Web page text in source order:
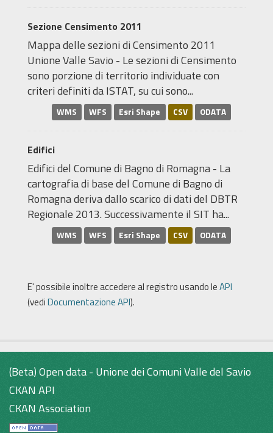
Sezione Censimento 2011
Mappa delle sezioni di Censimento 2011
Unione Valle Savio - Le sezioni di Censimento
sono porzione di territorio individuate con
criteri definiti da ISTAT, su cui sono...
WMS WFS Esri Shape CSV ODATA
Edifici
Edifici del Comune di Bagno di Romagna - La
cartografia di base del Comune di Bagno di
Romagna deriva dallo scarico di dati del DBTR
Regionale 2013. Successivamente il SIT ha...
WMS WFS Esri Shape CSV ODATA
E' possibile inoltre accedere al registro usando leAPI
(vediDocumentazione API).
(Beta) Open data - Unione dei Comuni Valle del Savio
CKAN API
CKAN Association